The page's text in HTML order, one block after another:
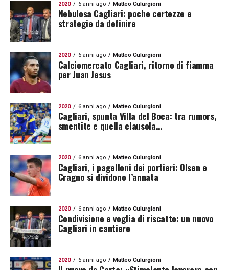
2020 6 anni ago Matteo Culurgioni
Nebulosa Cagliari: poche certezze e
strategie da definire
2020 6 anni ago Matteo Culurgioni
Calciomercato Cagliari, ritorno di fiamma
per Juan Jesus
2020 6 anni ago Matteo Culurgioni
Cagliari, spunta Villa del Boca: tra rumors,
smentite e quella clausola…
2020 6 anni ago Matteo Culurgioni
Cagliari, i pagelloni dei portieri: Olsen e
Cragno si dividono l’annata
2020 6 anni ago Matteo Culurgioni
Condivisione e voglia di riscatto: un nuovo
Cagliari in cantiere
2020 6 anni ago Matteo Culurgioni